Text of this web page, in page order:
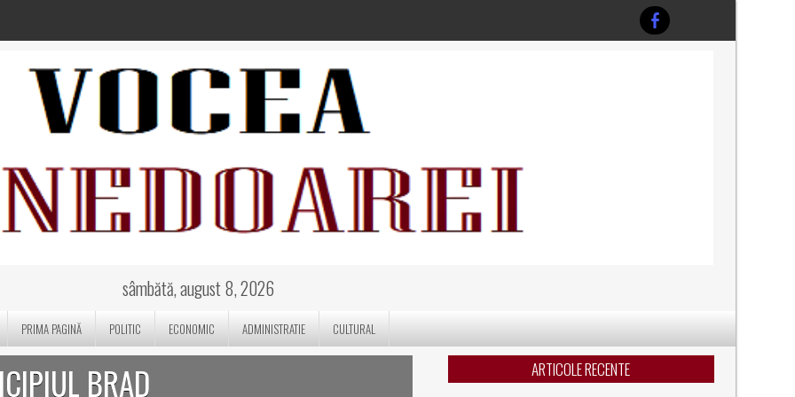
sâmbătă, august 8, 2026
PRIMA PAGINĂ POLITIC ECONOMIC ADMINISTRATIE CULTURAL
BRAD ARTICOLE RECENTE